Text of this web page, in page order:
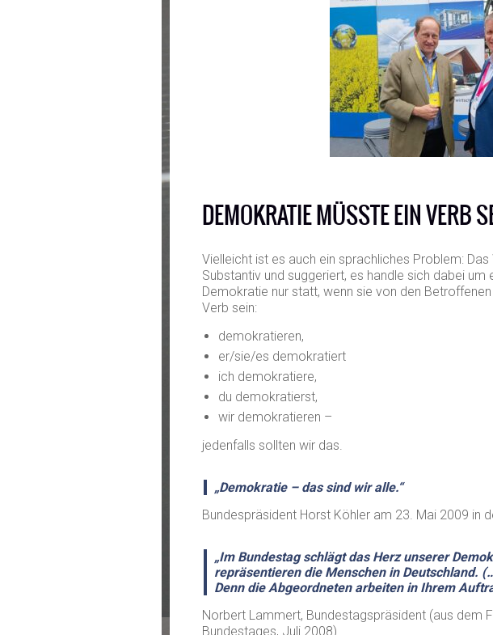
DEMOKRATIE MÜSSTE EIN VERB
Vielleicht ist es auch ein sprachliches Problem: Das
Substantiv und suggeriert, es handle sich dabei
Demokratie nur statt, wenn sie von den
Verb sein:
demokratieren,
er/sie/es demokratiert
ich demokratiere,
du demokratierst,
wir demokratieren –
jedenfalls sollten wir das.
„Demokratie – das sind wir alle.“
Bundespräsident Horst Köhler am 23. Mai 2009 in
„Im Bundestag schlägt das Herz unserer
repräsentieren die Menschen in Deutschland.
Denn die Abgeordneten arbeiten in Ihrem
Norbert Lammert, Bundestagspräsident (aus dem
Bundestages, Juli 2008)